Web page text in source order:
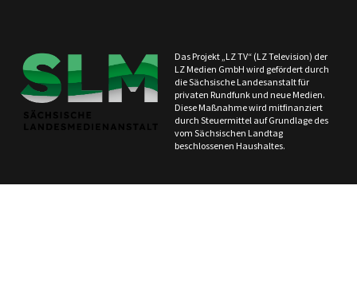
Das Projekt „LZ TV“ (LZ Television) der
LZ Medien GmbH wird gefördert durch
die Sächsische Landesanstalt für
privaten Rundfunk und neue Medien.
Diese Maßnahme wird mitfinanziert
durch Steuermittel auf Grundlage des
vom Sächsischen Landtag
beschlossenen Haushaltes.